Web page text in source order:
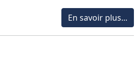
En savoir plus...